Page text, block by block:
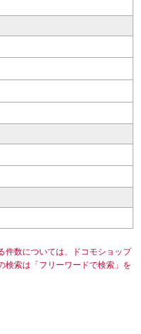
件数については、ドコモショップ
検索は「フリーワードで検索」を